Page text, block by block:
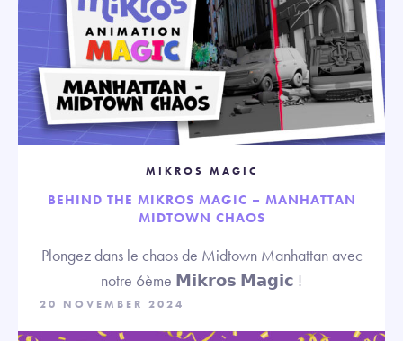
MIKROS MAGIC
BEHIND THE MIKROS MAGIC – MANHATTAN
MIDTOWN CHAOS
Plongez dans le chaos de Midtown Manhattan avec
notre 6ème 𝗠𝗶𝗸𝗿𝗼𝘀 𝗠𝗮𝗴𝗶𝗰 !
20 NOVEMBER 2024